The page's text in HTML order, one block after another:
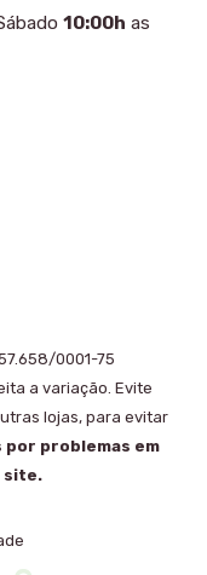
10:00h as
0001-75
a variação. Evite
lojas, para evitar
por problemas em
site.